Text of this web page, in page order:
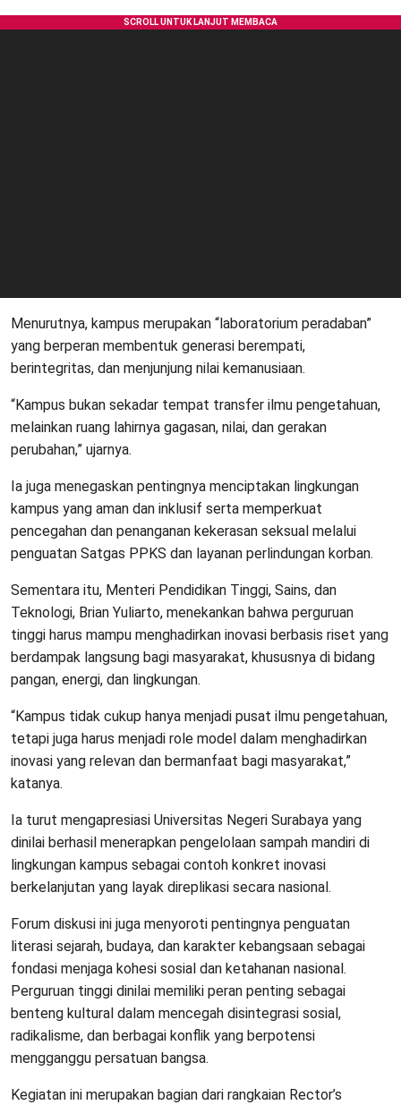
Menurutnya, kampus merupakan “laboratorium peradaban”
yang berperan membentuk generasi berempati,
berintegritas, dan menjunjung nilai kemanusiaan.
“Kampus bukan sekadar tempat transfer ilmu pengetahuan,
melainkan ruang lahirnya gagasan, nilai, dan gerakan
perubahan,” ujarnya.
Ia juga menegaskan pentingnya menciptakan lingkungan
kampus yang aman dan inklusif serta memperkuat
pencegahan dan penanganan kekerasan seksual melalui
penguatan Satgas PPKS dan layanan perlindungan korban.
Sementara itu, Menteri Pendidikan Tinggi, Sains, dan
Teknologi, Brian Yuliarto, menekankan bahwa perguruan
tinggi harus mampu menghadirkan inovasi berbasis riset yang
berdampak langsung bagi masyarakat, khususnya di bidang
pangan, energi, dan lingkungan.
“Kampus tidak cukup hanya menjadi pusat ilmu pengetahuan,
tetapi juga harus menjadi role model dalam menghadirkan
inovasi yang relevan dan bermanfaat bagi masyarakat,”
katanya.
Ia turut mengapresiasi Universitas Negeri Surabaya yang
dinilai berhasil menerapkan pengelolaan sampah mandiri di
lingkungan kampus sebagai contoh konkret inovasi
berkelanjutan yang layak direplikasi secara nasional.
Forum diskusi ini juga menyoroti pentingnya penguatan
literasi sejarah, budaya, dan karakter kebangsaan sebagai
fondasi menjaga kohesi sosial dan ketahanan nasional.
Perguruan tinggi dinilai memiliki peran penting sebagai
benteng kultural dalam mencegah disintegrasi sosial,
radikalisme, dan berbagai konflik yang berpotensi
mengganggu persatuan bangsa.
Kegiatan ini merupakan bagian dari rangkaian Rector’s